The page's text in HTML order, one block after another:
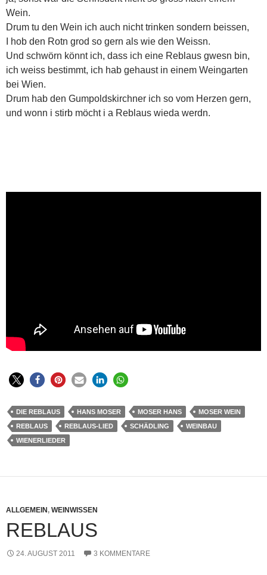
Wein.
Drum tu den Wein ich auch nicht trinken sondern beissen,
I hob den Rotn grod so gern als wie den Weissn.
Und schwörn könnt ich, dass ich eine Reblaus gwesn bin,
ich weiss bestimmt, ich hab gehaust in einem Weingarten
bei Wien.
Drum hab den Gumpoldskirchner ich so vom Herzen gern,
und wonn i stirb möcht i a Reblaus wieda werdn.
DIE REBLAUS HANS MOSER MOSER HANS
MOSER WEIN
REBLAUS
REBLAUS-LIED SCHÄDLING
WEINBAU
WIENERLIEDER
ALLGEMEIN, WEINWISSEN
REBLAUS
24. AUGUST 2011 3 KOMMENTARE